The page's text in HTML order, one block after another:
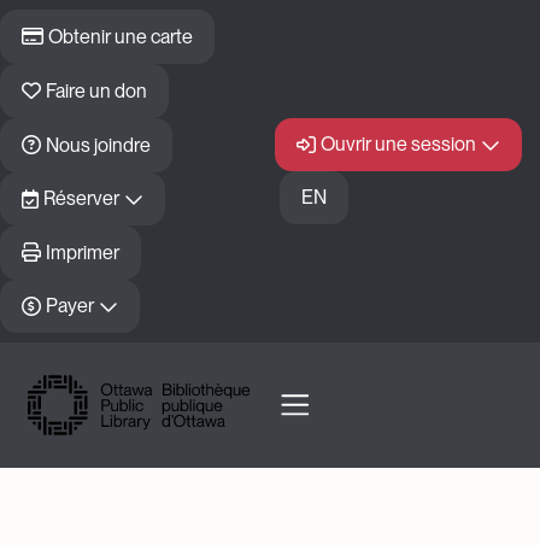
Obtenir une carte
Faire un don
Nous joindre
Réserver
Imprimer
Payer
Ouvrir une session
EN